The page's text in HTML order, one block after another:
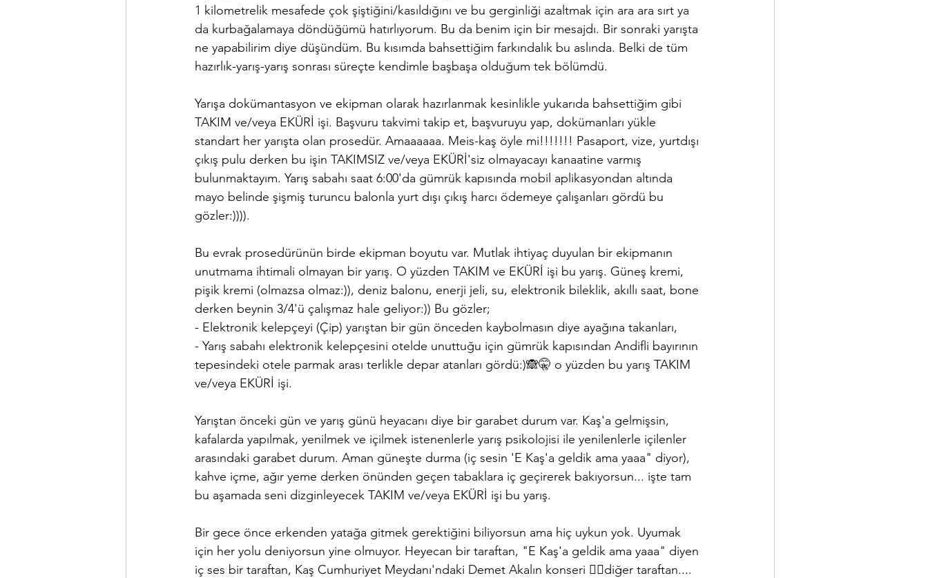
1 kilometrelik mesafede çok şiştiğini/kasıldığını ve bu gerginliği azaltmak için ara ara sırt ya
da kurbağalamaya döndüğümü hatırlıyorum. Bu da benim için bir mesajdı. Bir sonraki yarışta
ne yapabilirim diye düşündüm. Bu kısımda bahsettiğim farkındalık bu aslında. Belki de tüm
hazırlık-yarış-yarış sonrası süreçte kendimle başbaşa olduğum tek bölümdü.
Yarışa dokümantasyon ve ekipman olarak hazırlanmak kesinlikle yukarıda bahsettiğim gibi
TAKIM ve/veya EKÜRİ işi. Başvuru takvimi takip et, başvuruyu yap, dokümanları yükle
standart her yarışta olan prosedür. Amaaaaaa. Meis-kaş öyle mi!!!!!!! Pasaport, vize, yurtdışı
çıkış pulu derken bu işin TAKIMSIZ ve/veya EKÜRİ'siz olmayacayı kanaatine varmış
bulunmaktayım. Yarış sabahı saat 6:00'da gümrük kapısında mobil aplikasyondan altında
mayo belinde şişmiş turuncu balonla yurt dışı çıkış harcı ödemeye çalışanları gördü bu
gözler:)))).
Bu evrak prosedürünün birde ekipman boyutu var. Mutlak ihtiyaç duyulan bir ekipmanın
unutmama ihtimali olmayan bir yarış. O yüzden TAKIM ve EKÜRİ işi bu yarış. Güneş kremi,
pişik kremi (olmazsa olmaz:)), deniz balonu, enerji jeli, su, elektronik bileklik, akıllı saat, bone
derken beynin 3/4'ü çalışmaz hale geliyor:)) Bu gözler;
- Elektronik kelepçeyi (Çip) yarıştan bir gün önceden kaybolmasın diye ayağına takanları,
- Yarış sabahı elektronik kelepçesini otelde unuttuğu için gümrük kapısından Andifli bayırının
tepesindeki otele parmak arası terlikle depar atanları gördü:)🙈🤫 o yüzden bu yarış TAKIM
ve/veya EKÜRİ işi.
Yarıştan önceki gün ve yarış günü heyacanı diye bir garabet durum var. Kaş'a gelmişsin,
kafalarda yapılmak, yenilmek ve içilmek istenenlerle yarış psikolojisi ile yenilenlerle içilenler
arasındaki garabet durum. Aman güneşte durma (iç sesin 'E Kaş'a geldik ama yaaa" diyor),
kahve içme, ağır yeme derken önünden geçen tabaklara iç geçirerek bakıyorsun... işte tam
bu aşamada seni dizginleyecek TAKIM ve/veya EKÜRİ işi bu yarış.
Bir gece önce erkenden yatağa gitmek gerektiğini biliyorsun ama hiç uykun yok. Uyumak
için her yolu deniyorsun yine olmuyor. Heyecan bir taraftan, "E Kaş'a geldik ama yaaa" diyen
iç ses bir taraftan, Kaş Cumhuriyet Meydanı'ndaki Demet Akalın konseri 🤦‍♂️diğer taraftan....